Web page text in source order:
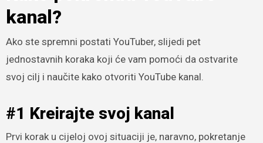
kanal?
Ako ste spremni postati YouTuber, slijedi pet
jednostavnih koraka koji će vam pomoći da ostvarite
svoj cilj i naučite kako otvoriti YouTube kanal.
#1 Kreirajte svoj kanal
Prvi korak u cijeloj ovoj situaciji je, naravno, pokretanje